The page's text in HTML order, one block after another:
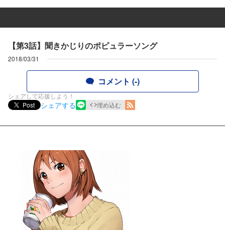
【第3話】聞きかじりのポピュラーソング
2018/03/31
コメント (-)
シェアして応援しよう！
Post
シェアする 埋め込む